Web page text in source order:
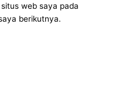
web saya pada
berikutnya.